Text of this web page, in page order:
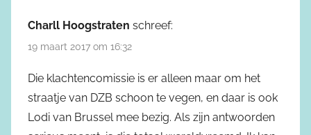
Charll Hoogstraten schreef:
19 maart 2017 om 16:32
Die klachtencomissie is er alleen maar om het
straatje van DZB schoon te vegen, en daar is ook
Lodi van Brussel mee bezig. Als zijn antwoorden